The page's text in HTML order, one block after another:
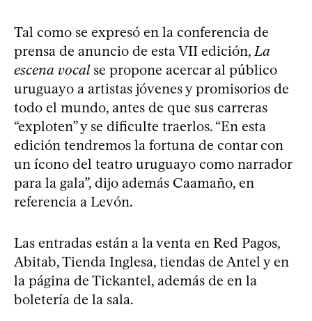
Tal como se expresó en la conferencia de
prensa de anuncio de esta VII edición, La
escena vocalse propone acercar al público
uruguayo a artistas jóvenes y promisorios de
todo el mundo, antes de que sus carreras
“exploten” y se dificulte traerlos. “En esta
edición tendremos la fortuna de contar con
un ícono del teatro uruguayo como narrador
para la gala”, dijo además Caamaño, en
referencia a Levón.
Las entradas están a la venta en Red Pagos,
Abitab, Tienda Inglesa, tiendas de Antel y en
la página de Tickantel, además de en la
boletería de la sala.